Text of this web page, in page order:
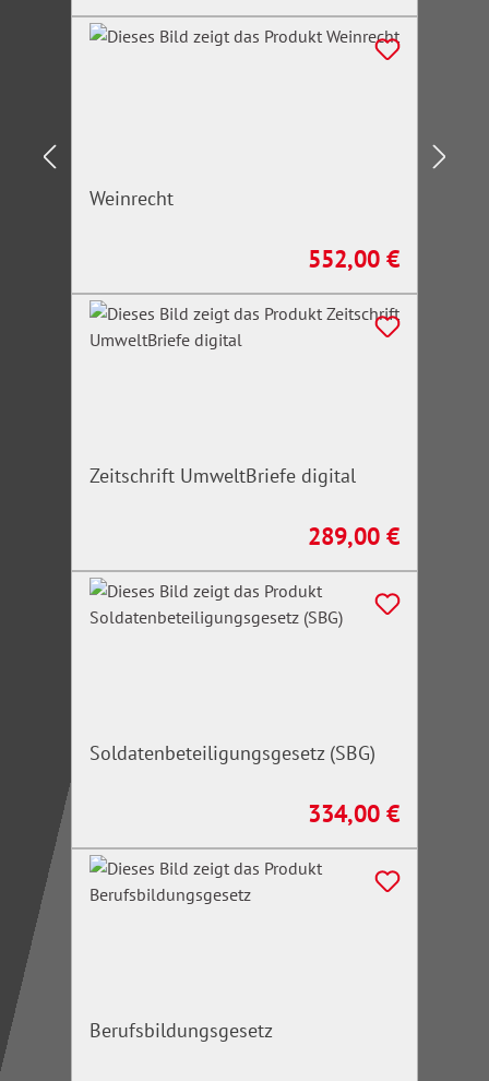
Weinrecht
Regulärer Preis:
552,00 €
Zeitschrift UmweltBriefe digital
Regulärer Preis:
289,00 €
Soldatenbeteiligungsgesetz (SBG)
Regulärer Preis:
334,00 €
Berufsbildungsgesetz